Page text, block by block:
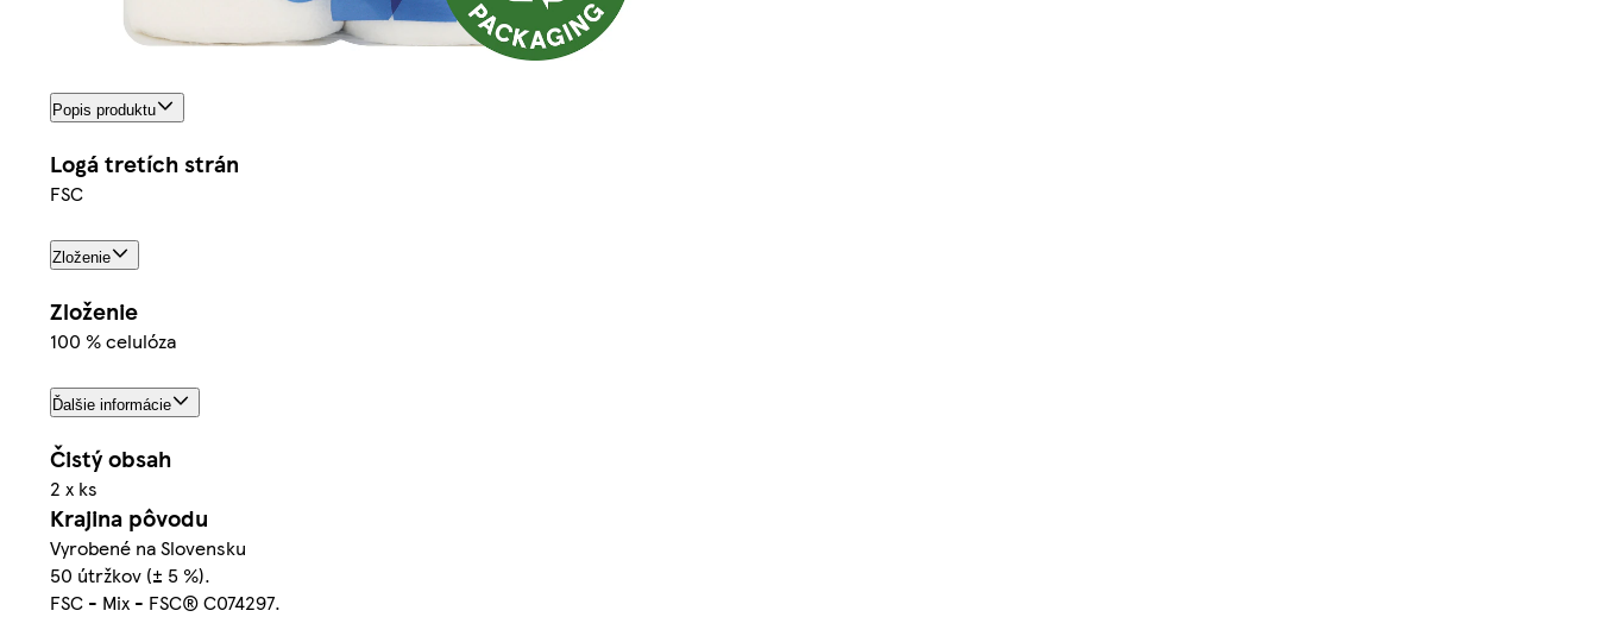
Popis produktu
Logá tretích strán
FSC
Zloženie
Zloženie
100 % celulóza
Ďalšie informácie
Čistý obsah
2 x ks
Krajina pôvodu
Vyrobené na Slovensku
50 útržkov (± 5 %).
FSC - Mix - FSC® C074297.